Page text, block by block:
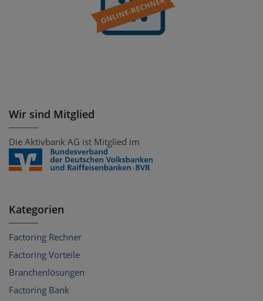
Wir sind Mitglied
Die Aktivbank AG ist Mitglied im
Kategorien
Factoring Rechner
Factoring Vorteile
Branchenlösungen
Factoring Bank